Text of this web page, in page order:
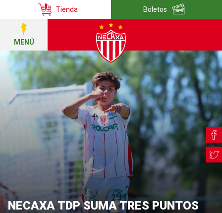
Tienda Boletos
MENÚ
NECAXA TDP SUMA TRES PUNTOS